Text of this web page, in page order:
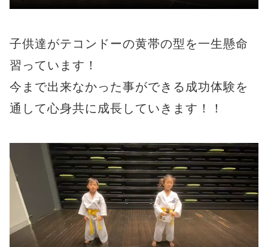
子供達がテコンドーの黄帯の型を一生懸命
習っています！
今まで出来なかった事ができる成功体験を
通して心身共に成長していきます！！